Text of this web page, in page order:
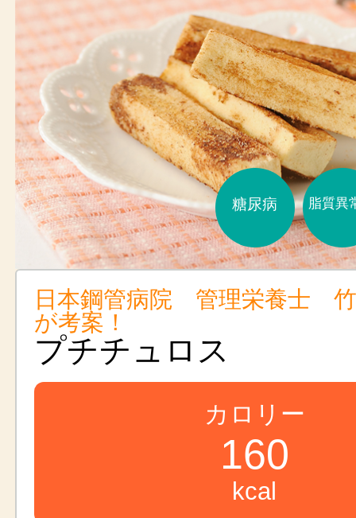
脂質異
糖尿病
日本鋼管病院 管理栄養士
が考案！
プチチュロス
カロリー
160
kcal